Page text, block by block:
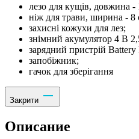
лезо для кущів, довжина -
ніж для трави, ширина - 8
захисні кожухи для лез;
знімний акумулятор 4 В
зарядний пристрій
запобіжник;
гачок для зберігання
Закрити
Описание